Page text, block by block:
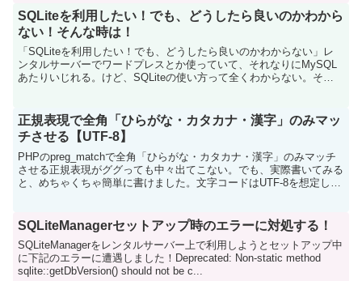
SQLiteを利用したい！でも、どうしたら良いのかわから
ない！そんな時は！
「SQLiteを利用したい！でも、どうしたら良いのかわからない」レ
ンタルサーバーでワードプレスとか使っていて、それなりにMySQL
あたりいじれる。けど、SQLiteの使い方って全くわからない。そん
正規表現で全角「ひらがな・カタカナ・漢字」のみマッ
チさせる【UTF-8】
PHPのpreg_matchで全角「ひらがな・カタカナ・漢字」のみマッチ
させる正規表現がググっても中々出てこない。でも、実際書いてみる
と、めちゃくちゃ簡単に書けました。文字コードはUTF-8を想定して
SQLiteManagerセットアップ時のエラーに対処する！
SQLiteManagerをレンタルサーバー上で利用しようとセットアップ中
に下記のエラーに遭遇しました！Deprecated: Non-static method
sqlite::getDbVersion() should not be c...